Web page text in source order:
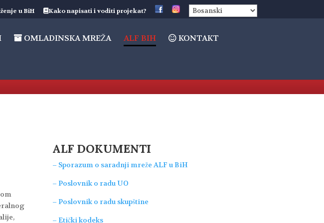
u BiH Kako napisati i voditi projekat?
OMLADINSKA MREŽA ALF BIH KONTAKT
ALF DOKUMENTI
– Sporazum o saradnji mreže ALF u BiH
– Poslovnik o radu UO
– Poslovnik o radu skupštine
– Etički kodeks